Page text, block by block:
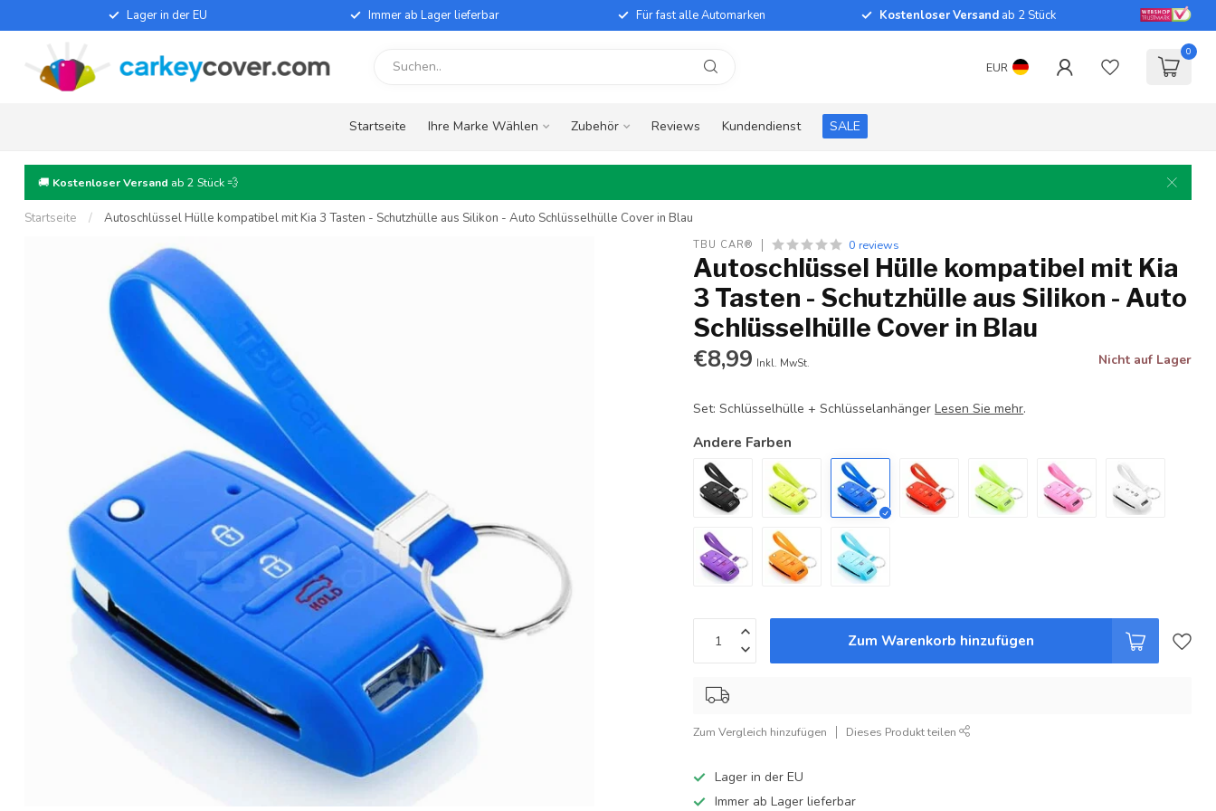
Lager in der EU Immer ab Lager lieferbar Für fast alle Automarken Kostenloser Versand ab 2 Stück
EUR
0
Startseite Ihre Marke Wählen Zubehör Reviews Kundendienst SALE
🚚 Kostenloser Versand ab 2 Stück 💨
Startseite / Autoschlüssel Hülle kompatibel mit Kia 3 Tasten - Schutzhülle aus Silikon - Auto Schlüsselhülle Cover in Blau
TBU CAR® 0 reviews
Autoschlüssel Hülle kompatibel mit Kia
3 Tasten - Schutzhülle aus Silikon - Auto
Schlüsselhülle Cover in Blau
€8,99 Inkl. MwSt. Nicht auf Lager
Set: Schlüsselhülle + SchlüsselanhängerLesen Sie mehr.
Andere Farben
Zum Warenkorb hinzufügen
Zum Vergleich hinzufügen Dieses Produkt teilen
Lager in der EU
Immer ab Lager lieferbar